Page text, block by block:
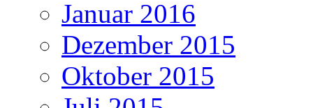
Januar 2016
Dezember 2015
Oktober 2015